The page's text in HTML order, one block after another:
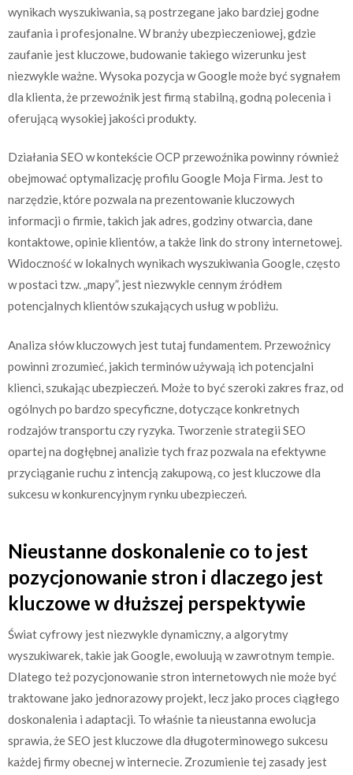
wynikach wyszukiwania, są postrzegane jako bardziej godne
zaufania i profesjonalne. W branży ubezpieczeniowej, gdzie
zaufanie jest kluczowe, budowanie takiego wizerunku jest
niezwykle ważne. Wysoka pozycja w Google może być sygnałem
dla klienta, że przewoźnik jest firmą stabilną, godną polecenia i
oferującą wysokiej jakości produkty.
Działania SEO w kontekście OCP przewoźnika powinny również
obejmować optymalizację profilu Google Moja Firma. Jest to
narzędzie, które pozwala na prezentowanie kluczowych
informacji o firmie, takich jak adres, godziny otwarcia, dane
kontaktowe, opinie klientów, a także link do strony internetowej.
Widoczność w lokalnych wynikach wyszukiwania Google, często
w postaci tzw. „mapy”, jest niezwykle cennym źródłem
potencjalnych klientów szukających usług w pobliżu.
Analiza słów kluczowych jest tutaj fundamentem. Przewoźnicy
powinni zrozumieć, jakich terminów używają ich potencjalni
klienci, szukając ubezpieczeń. Może to być szeroki zakres fraz, od
ogólnych po bardzo specyficzne, dotyczące konkretnych
rodzajów transportu czy ryzyka. Tworzenie strategii SEO
opartej na dogłębnej analizie tych fraz pozwala na efektywne
przyciąganie ruchu z intencją zakupową, co jest kluczowe dla
sukcesu w konkurencyjnym rynku ubezpieczeń.
Nieustanne doskonalenie co to jest
pozycjonowanie stron i dlaczego jest
kluczowe w dłuższej perspektywie
Świat cyfrowy jest niezwykle dynamiczny, a algorytmy
wyszukiwarek, takie jak Google, ewoluują w zawrotnym tempie.
Dlatego też pozycjonowanie stron internetowych nie może być
traktowane jako jednorazowy projekt, lecz jako proces ciągłego
doskonalenia i adaptacji. To właśnie ta nieustanna ewolucja
sprawia, że SEO jest kluczowe dla długoterminowego sukcesu
każdej firmy obecnej w internecie. Zrozumienie tej zasady jest